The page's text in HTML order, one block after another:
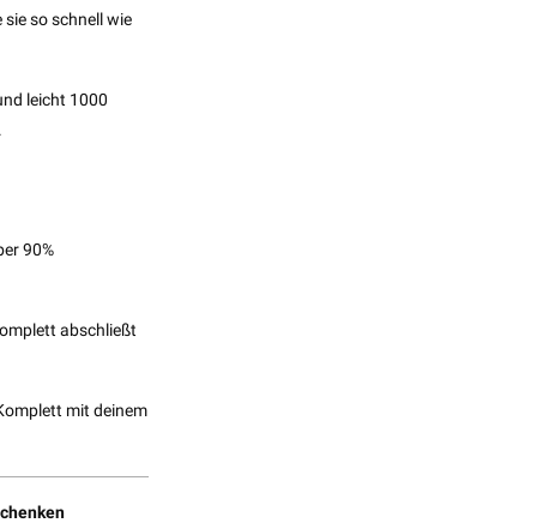
so schnell wie
leicht 1000
90%
abschließt
mit deinem